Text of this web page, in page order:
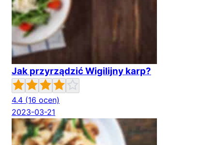
Jak przyrządzić Wigilijny karp?
4.4 (16 ocen)
2023-03-21